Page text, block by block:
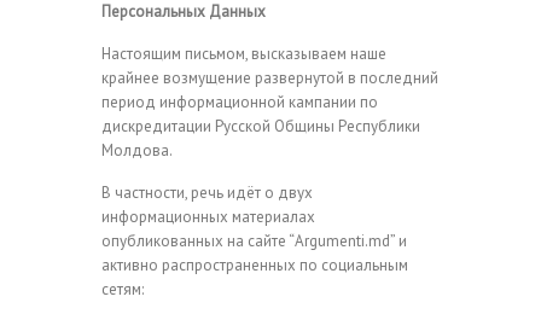
Персональных Данных
Настоящим письмом, высказываем наше
крайнее возмущение развернутой в последний
период информационной кампании по
дискредитации Русской Общины Республики
Молдова.
В частности, речь идёт о двух
информационных материалах
опубликованных на сайте “Argumenti.md” и
активно распространенных по социальным
сетям: